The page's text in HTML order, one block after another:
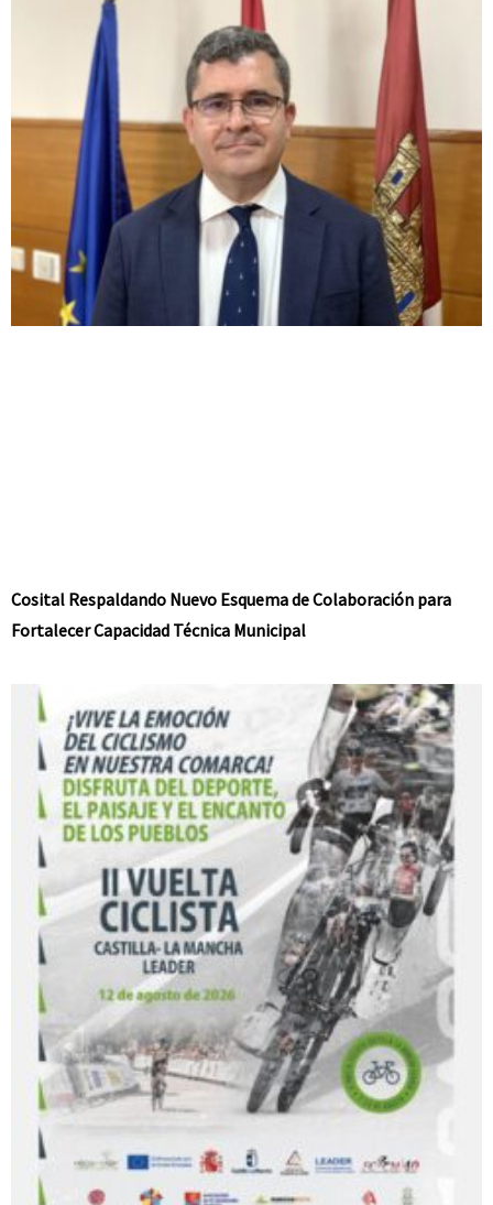
Cosital Respaldando Nuevo Esquema de Colaboración para
Fortalecer Capacidad Técnica Municipal